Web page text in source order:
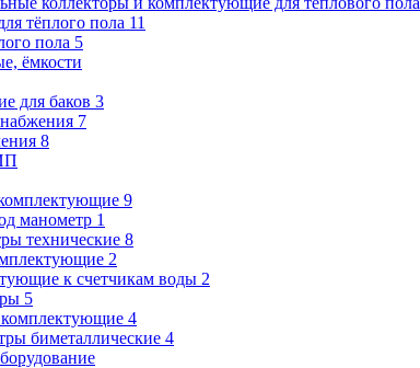
тёплого пола 11
пола 5
ёмкости
для баков 3
7
8
9
манометр 1
технические 8
2
к счетчикам воды 2
5
4
биметаллические 4